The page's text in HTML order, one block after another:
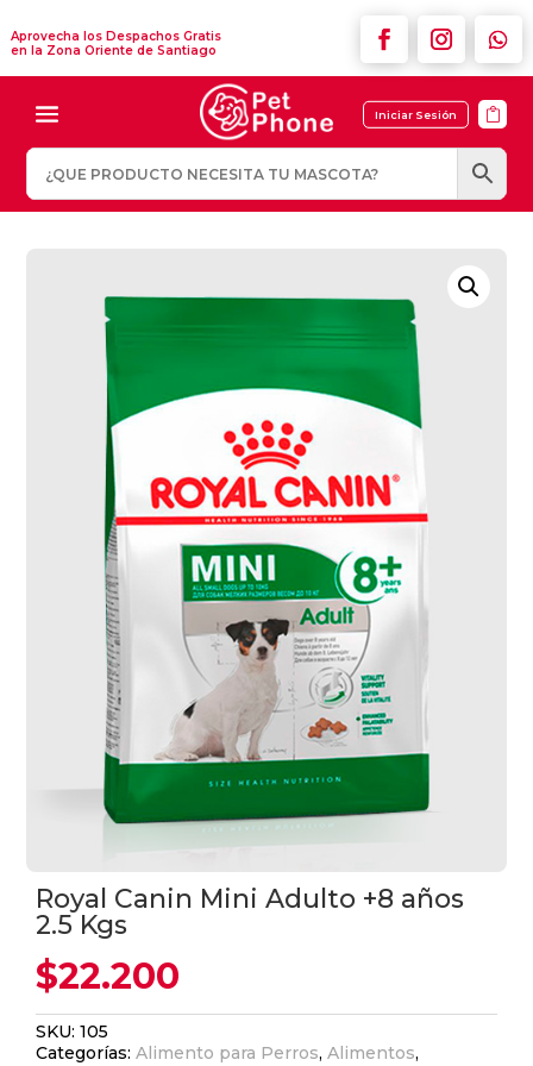
Aprovecha los Despachos Gratis
en la Zona Oriente de Santiago
Iniciar Sesión 
Royal Canin Mini Adulto +8 años
2.5 Kgs
$22.200
SKU:105
Categorías:Alimento para Perros,Alimentos,